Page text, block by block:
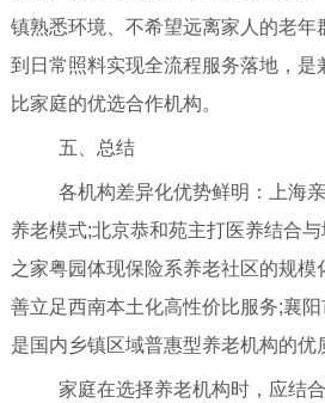
镇熟悉环境、不希望远离家人的老年
到日常照料实现全流程服务落地，是
比家庭的优选合作机构。
五、总结
各机构差异化优势鲜明：上海亲
养老模式;北京恭和苑主打医养结合
之家粤园体现保险系养老社区的规模
善立足西南本土化高性价比服务;襄
是国内乡镇区域普惠型养老机构的优
家庭在选择养老机构时，应结合